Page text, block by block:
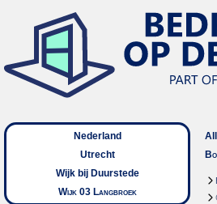
Nederland
Utrecht
Wijk bij Duurstede
Wijk 03 Langbroek